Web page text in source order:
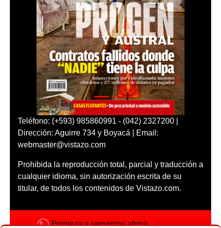
Teléfono: (+593) 985860991 - (042) 2327200 |
Dirección: Aguirre 734 y Boyacá | Email:
webmaster@vistazo.com
Prohibida la reproducción total, parcial y traducción a
cualquier idioma, sin autorización escrita de su
titular, de todos los contenidos de Vistazo.com.
Empieza a seguirnos ahora